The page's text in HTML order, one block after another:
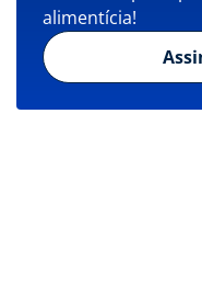
alimentícia!